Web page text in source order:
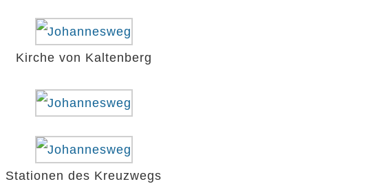
Kirche von Kaltenberg
Stationen des Kreuzwegs